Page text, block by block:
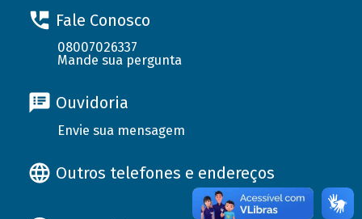
Fale Conosco
08007026337
Mande sua pergunta
Ouvidoria
Envie sua mensagem
Outros telefones e endereços